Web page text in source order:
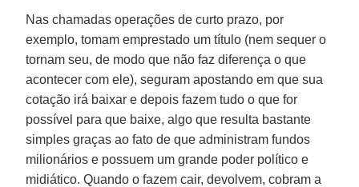
Nas chamadas operações de curto prazo, por
exemplo, tomam emprestado um título (nem sequer o
tornam seu, de modo que não faz diferença o que
acontecer com ele), seguram apostando em que sua
cotação irá baixar e depois fazem tudo o que for
possível para que baixe, algo que resulta bastante
simples graças ao fato de que administram fundos
milionários e possuem um grande poder político e
midiático. Quando o fazem cair, devolvem, cobram a